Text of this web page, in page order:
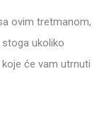
ovim tretmanom,
ukoliko
će vam utrnuti